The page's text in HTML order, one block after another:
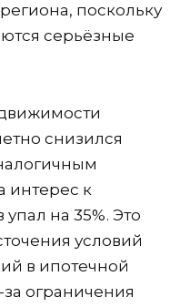
поскольку
серьёзные
снизился
интерес к
на 35%. Это
условий
в ипотечной
за ограничения